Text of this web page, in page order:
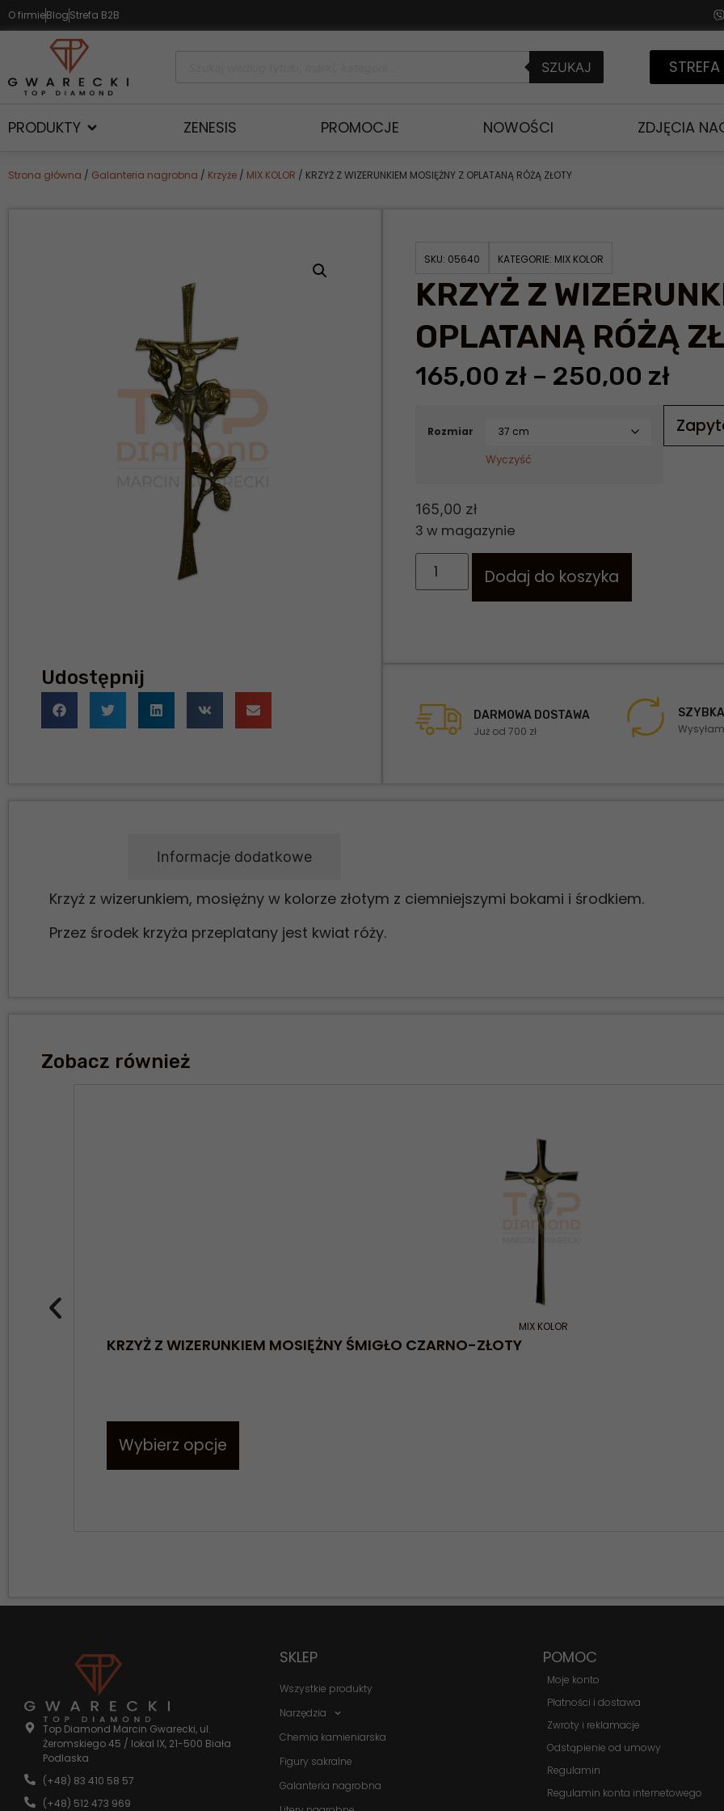
O firmieBlogStrefa B2B
SZUKAJ
PRODUKTY ZENESIS PROMOCJE NOWOŚCI ZDJĘCIA
Strona główna / Galanteria nagrobna / Krzyże / MIX KOLOR / KRZYŻ Z WIZERUNKIEM MOSIĘŻNY Z OPLATANĄ RÓŻĄ ZŁOTY
Udostępnij
SKU: 05640 KATEGORIE: MIX KOLOR
KRZYŻ Z
OPLATANĄ RÓŻĄ
165,00 zł – 250,00 zł
Rozmiar
Wyczyść
165,00 zł
3 w magazynie
Dodaj do koszyka
DARMOWA DOSTAWA
Już od 700 zł
Informacje dodatkowe
Krzyż z wizerunkiem, mosiężny w kolorze złotym z ciemniejszymi bokami i środkiem.
Przez środek krzyża przeplatany jest kwiat róży.
Zobacz również
MIX KOLOR
KRZYŻ Z WIZERUNKIEM MOSIĘŻNY ŚMIGŁO CZARNO-ZŁOTY
Wybierz opcje
Top Diamond Marcin Gwarecki, ul.
Żeromskiego 45 / lokal IX, 21-500 Biała
Podlaska
(+48) 83 410 58 57
(+48) 512 473 969
SKLEP
Wszystkie produkty
Narzędzia
Chemia kamieniarska
Figury sakralne
Galanteria nagrobna
POMOC
Moje konto
Płatności i dostawa
Zwroty i reklamacje
Odstąpienie od umowy
Regulamin
Regulamin konta internetowego
nie są
do
funkcjonowania
strony
Statystyka
Abyśmy mogli